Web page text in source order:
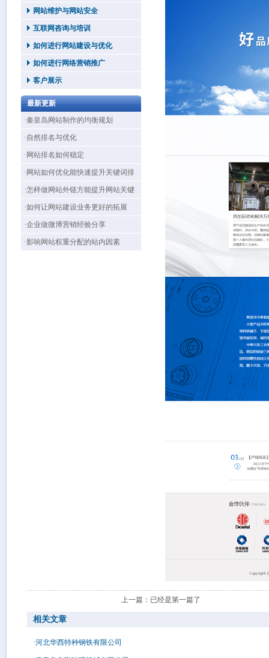
网站维护与网站安全
互联网咨询与培训
如何进行网站建设与优化
如何进行网络营销推广
客户展示
最新更新
·秦皇岛网站制作的均衡规划
·自然排名与优化
·网站排名如何稳定
·网站如何优化能快速提升关键词排
名？
·怎样做网站外链方能提升网站关键
词排名
·如何让网站建设业务更好的拓展
·企业做微博营销经验分享
·影响网站权重分配的站内因素
上一篇：已经是第一篇了
相关文章
·河北华西特种钢铁有限公司